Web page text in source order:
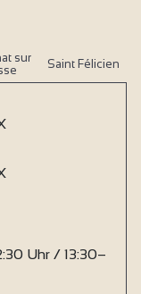
sur
Saint Félicien
Uhr / 13:30–